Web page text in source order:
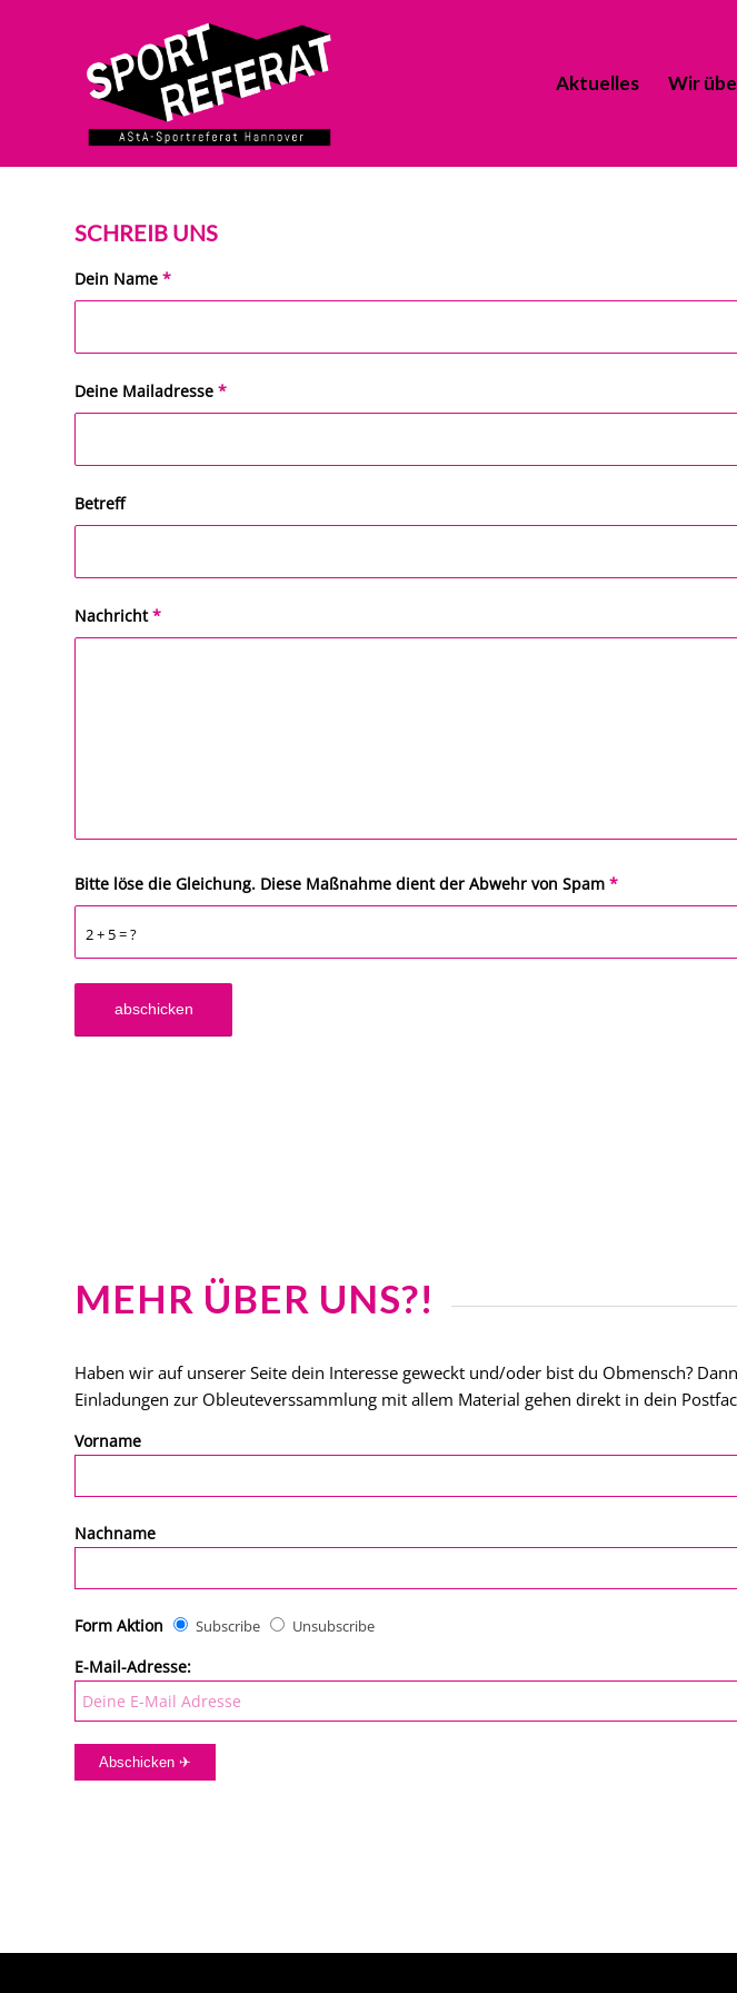
Aktuelles Wir
SCHREIB UNS
Dein Name *
Deine Mailadresse *
Betreff
Nachricht*
2 + 5 = ?
Bitte löse die Gleichung. Diese Maßnahme dient der Abwehr von Spam *
MEHR ÜBER UNS?!
Haben wir auf unserer Seite dein Interesse geweckt und/oder bist du Obmensch?
Einladungen zur Obleuteverssammlung mit allem Material gehen direkt in dein
Vorname
Nachname
Form Aktion Subscribe Unsubscribe
E-Mail-Adresse: